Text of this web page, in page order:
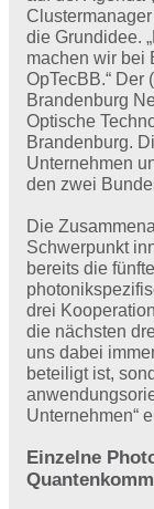
die Grundidee.
machen wir bei
OpTecBB.“ Der
Brandenburg
Optische
Brandenburg.
Unternehmen
den zwei
Die
Schwerpunkt
bereits die
drei
die nächsten
uns dabei
beteiligt ist,
Unternehmen“
Einzelne